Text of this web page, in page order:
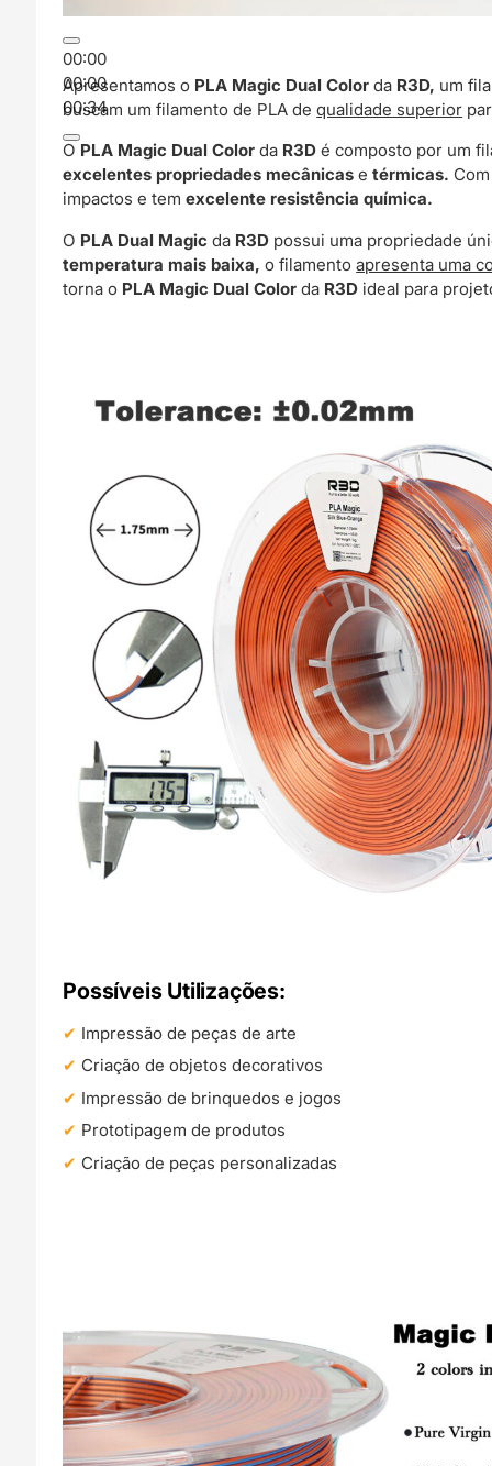
00:00
00:00
00:34
Apresentamos o PLA Magic Dual Color da R3D, um
buscam um filamento de PLA dequalidade superior
O PLA Magic Dual Color da R3D é composto por um
excelentes propriedades mecânicas etérmicas.
impactos e temexcelente resistência química.
O PLA Dual Magic da R3D possui uma propriedade
temperatura mais baixa, o filamentoapresenta uma
torna o PLA Magic Dual Color da R3D ideal para
Possíveis Utilizações:
Impressão de peças de arte
Criação de objetos decorativos
Impressão de brinquedos e jogos
Prototipagem de produtos
Criação de peças personalizadas